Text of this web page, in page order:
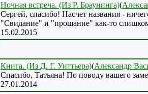
Ночная встреча. (Из Р. Браунинга)(
Сергей, спасибо! Насчет названия -
"Свидание" и "прощание" как-то
15.02.2015
Книга. (Из Д. Г. Уиттьера)(Александр
Спасибо, Татьяна! По поводу вашего
27.01.2014